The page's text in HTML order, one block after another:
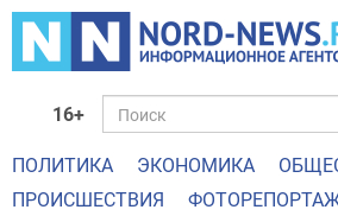
16+
ПОЛИТИКА ЭКОНОМИКА
ПРОИСШЕСТВИЯ